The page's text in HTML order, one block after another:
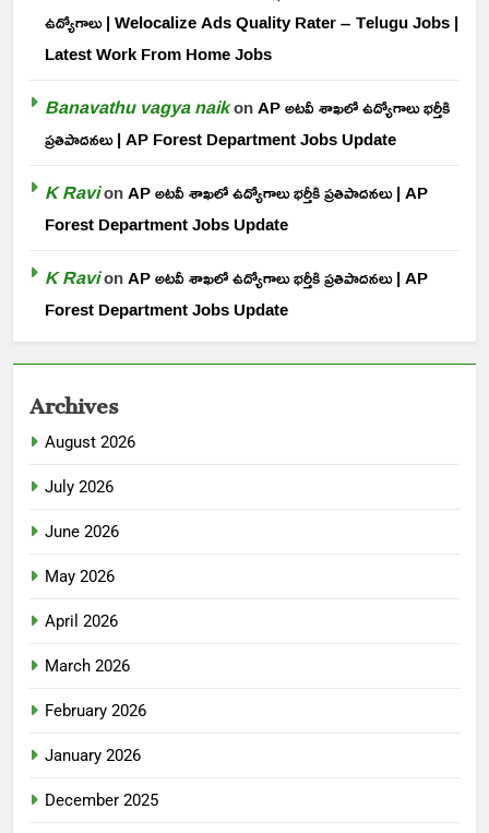
ఉద్యోగాలు | Welocalize Ads Quality Rater – Telugu Jobs |
Latest Work From Home Jobs
Banavathu vagya naikonAP అటవీ శాఖలో ఉద్యోగాలు భర్తీకి
ప్రతిపాదనలు | AP Forest Department Jobs Update
K RavionAP అటవీ శాఖలో ఉద్యోగాలు భర్తీకి ప్రతిపాదనలు | AP
Forest Department Jobs Update
K RavionAP అటవీ శాఖలో ఉద్యోగాలు భర్తీకి ప్రతిపాదనలు | AP
Forest Department Jobs Update
Archives
August 2026
July 2026
June 2026
May 2026
April 2026
March 2026
February 2026
January 2026
December 2025